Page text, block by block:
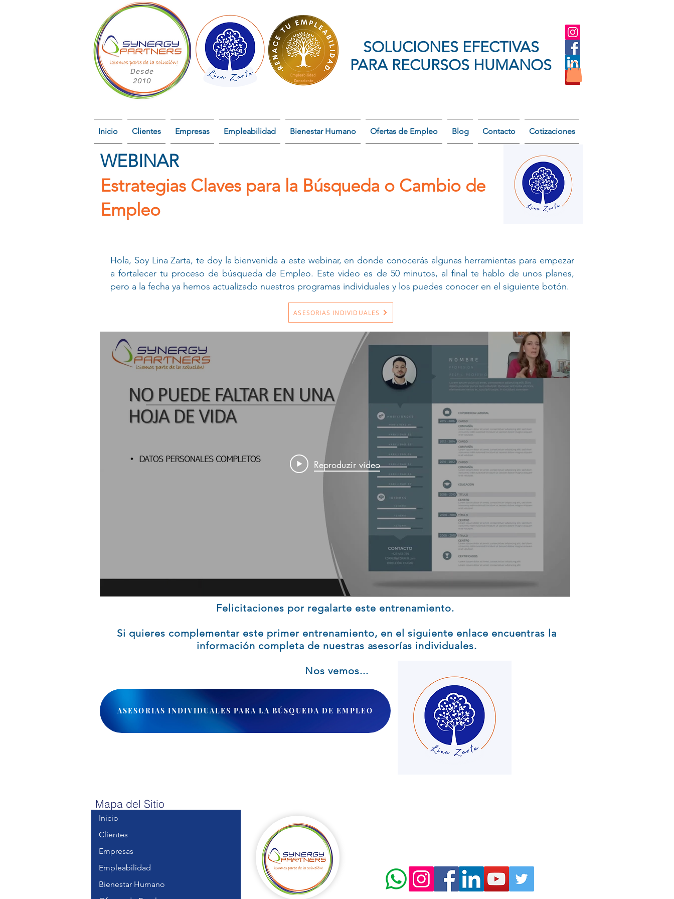
Desde
2010
SOLUCIONES EFECTIVAS
PARA RECURSOS HUMANOS
Inicio Clientes Empresas Empleabilidad Bienestar Humano Ofertas de Empleo Blog Contacto Cotizaciones
WEBINAR
Estrategias Claves para la Búsqueda o Cambio de
Empleo
Hola, Soy Lina Zarta, te doy la bienvenida a este webinar, en donde conocerás algunas herramientas para empezar
a fortalecer tu proceso de búsqueda de Empleo. Este video es de 50 minutos, al final te hablo de unos planes,
pero a la fecha ya hemos actualizado nuestros programas individuales y los puedes conocer en el siguiente botón.
ASESORIAS INDIVIDUALES
Reproduzir vídeo
Felicitaciones por regalarte este entrenamiento.
Si quieres complementar este primer entrenamiento, en el siguiente enlace encuentras la
información completa de nuestras asesorías individuales.
Nos vemos...
ASESORIAS INDIVIDUALES PARA LA BÚSQUEDA DE EMPLEO
Mapa del Sitio
Inicio
Clientes
Empresas
Empleabilidad
Bienestar Humano